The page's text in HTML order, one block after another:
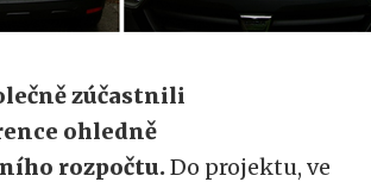
zúčastnili
ohledně
rozpočtu.Do projektu, ve